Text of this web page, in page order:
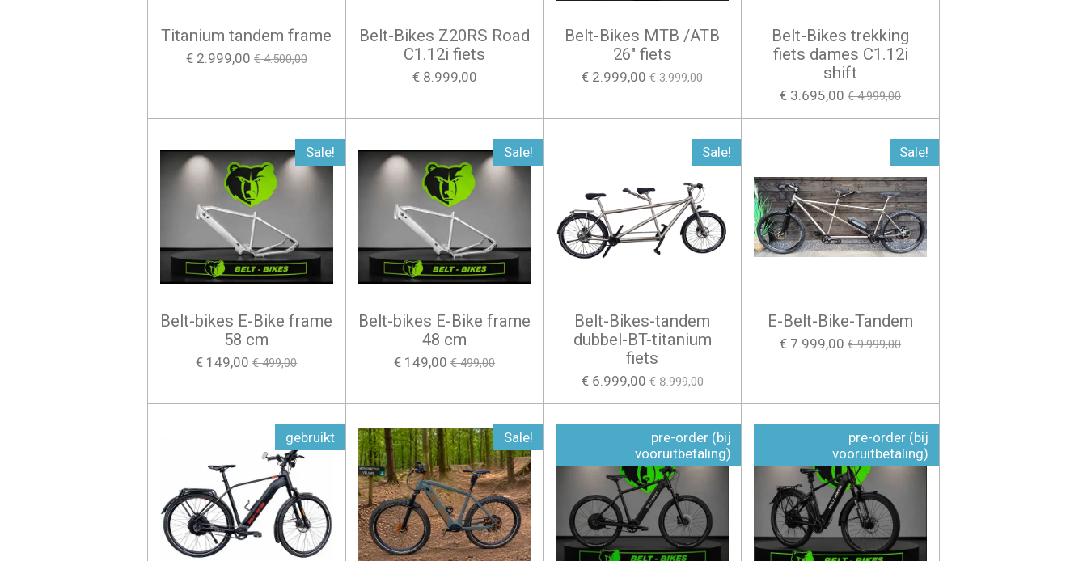
Titanium tandem frame
€ 2.999,00 € 4.500,00
Belt-Bikes Z20RS Road
C1.12i fiets
€ 8.999,00
Belt-Bikes MTB /ATB
26" fiets
€ 2.999,00 € 3.999,00
Belt-Bikes trekking
fiets dames C1.12i
shift
€ 3.695,00 € 4.999,00
Sale!
Belt-bikes E-Bike frame
58 cm
€ 149,00 € 499,00
Sale!
Belt-bikes E-Bike frame
48 cm
€ 149,00 € 499,00
Sale!
Belt-Bikes-tandem
dubbel-BT-titanium
fiets
€ 6.999,00 € 8.999,00
Sale!
E-Belt-Bike-Tandem
€ 7.999,00 € 9.999,00
gebruikt Sale!
pre-order (bij
vooruitbetaling)
pre-order (bij
vooruitbetaling)